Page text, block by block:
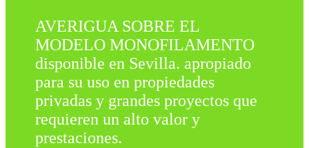
AVERIGUA SOBRE EL
MODELO MONOFILAMENTO
disponible en Sevilla. apropiado
para su uso en propiedades
privadas y grandes proyectos que
requieren un alto valor y
prestaciones.